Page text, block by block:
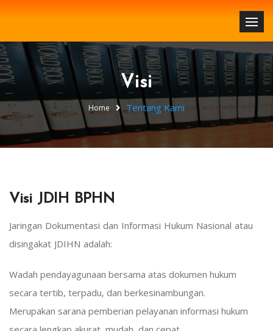
Visi
Home Tentang Kami
Visi JDIH BPHN
Jaringan Dokumentasi dan Informasi Hukum Nasional atau
disingakat JDIHN adalah:
Wadah pendayagunaan bersama atas dokumen hukum
secara tertib, terpadu, dan berkesinambungan.
Merupakan sarana pemberian pelayanan informasi hukum